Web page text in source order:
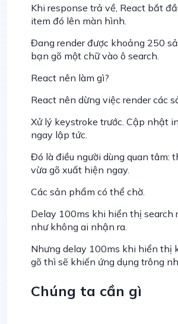
Khi response trả về, React bắt
item đó lên màn hình.
Đang render được khoảng 250
bạn gõ một chữ vào ô search.
React nên làm gì?
React nên dừng việc render các
Xử lý keystroke trước. Cập nhật
ngay lập tức.
Đó là điều người dùng quan tâm:
vừa gõ xuất hiện ngay.
Các sản phẩm có thể chờ.
Delay 100ms khi hiển thị search
như không ai nhận ra.
Nhưng delay 100ms khi hiển thị
gõ thì sẽ khiến ứng dụng trông
Chúng ta cần gì